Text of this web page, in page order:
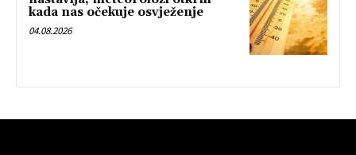
kada nas očekuje osvježenje
04.08.2026